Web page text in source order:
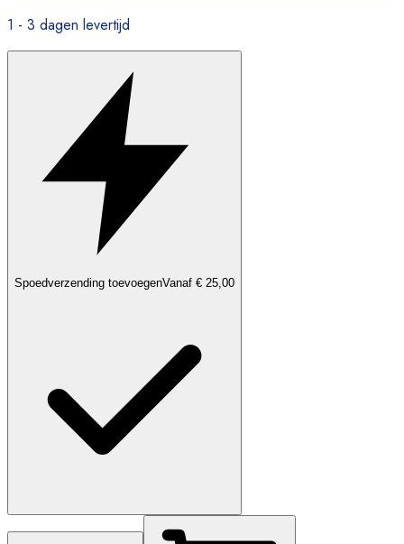
1 - 3 dagen levertijd
Spoedverzending toevoegenVanaf € 25,00